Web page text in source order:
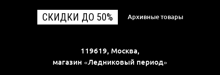
СКИДКИ ДО 50% Архивные товары
119619, Москва,
магазин «Ледниковый период»